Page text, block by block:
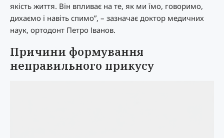
якість життя. Він впливає на те, як ми їмо, говоримо,
дихаємо і навіть спимо”, – зазначає доктор медичних
наук, ортодонт Петро Іванов.
Причини формування
неправильного прикусу